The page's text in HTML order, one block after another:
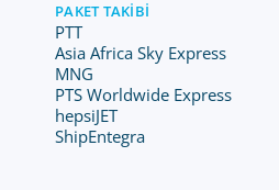
PAKET TAKIBI
PTT
Asia Africa Sky Express
MNG
PTS Worldwide Express
hepsiJET
ShipEntegra